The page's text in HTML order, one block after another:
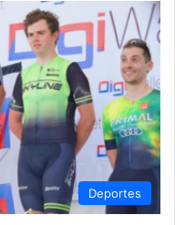
Deportes